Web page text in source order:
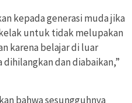
kepada generasi muda jika
untuk tidak melupakan
karena belajar di luar
dan diabaikan,”
bahwa sesungguhnya